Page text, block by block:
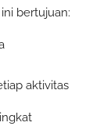
bertujuan:
aktivitas